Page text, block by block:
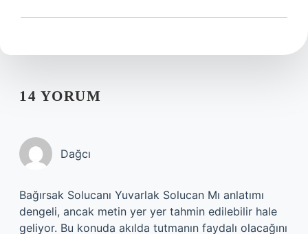
14 YORUM
Dağcı
Bağırsak Solucanı Yuvarlak Solucan Mı anlatımı
dengeli, ancak metin yer yer tahmin edilebilir hale
geliyor. Bu konuda akılda tutmanın faydalı olacağını